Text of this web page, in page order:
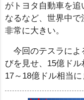
がトヨタ自動車を
なるなど、世界中
非常に大きい。
今回のテスラによ
びを見せ、15億ド
17～18億ドル相当に